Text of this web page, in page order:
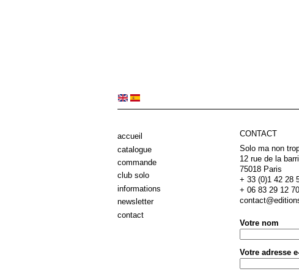
CONTACT
Solo ma non
12 rue de la
75018 Paris
+ 33 (0)1 42 28
+ 06 83 29 12 70
Votre nom
Votre adresse
accueil
catalogue
commande
club solo
informations
newsletter
contact